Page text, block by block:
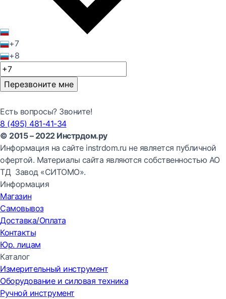
+7
+8
Перезвоните мне
Есть вопросы? Звоните!
8 (495) 481-41-34
© 2015 – 2022 Инстрдом.ру
Информация на сайте instrdom.ru не является публичной
офертой. Материалы сайта являются собственностью АО
ТД Завод «СИТОМО».
Информация
Магазин
Самовывоз
Доставка/Оплата
Контакты
Юр. лицам
Каталог
Измерительный инструмент
Оборудование и силовая техника
Ручной инструмент